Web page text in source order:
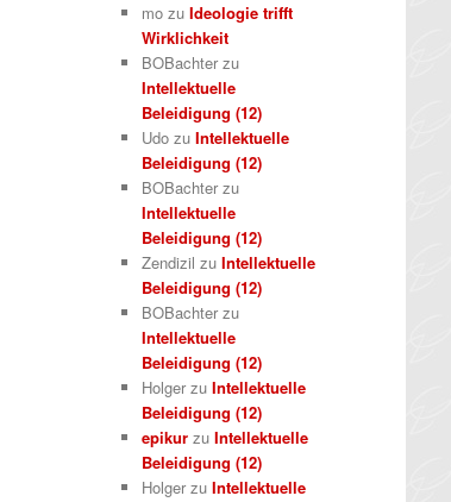
mo zuIdeologie trifft
Wirklichkeit
BOBachter zu
Intellektuelle
Beleidigung (12)
Udo zuIntellektuelle
Beleidigung (12)
BOBachter zu
Intellektuelle
Beleidigung (12)
Zendizil zuIntellektuelle
Beleidigung (12)
BOBachter zu
Intellektuelle
Beleidigung (12)
Holger zuIntellektuelle
Beleidigung (12)
epikur zuIntellektuelle
Beleidigung (12)
Holger zuIntellektuelle